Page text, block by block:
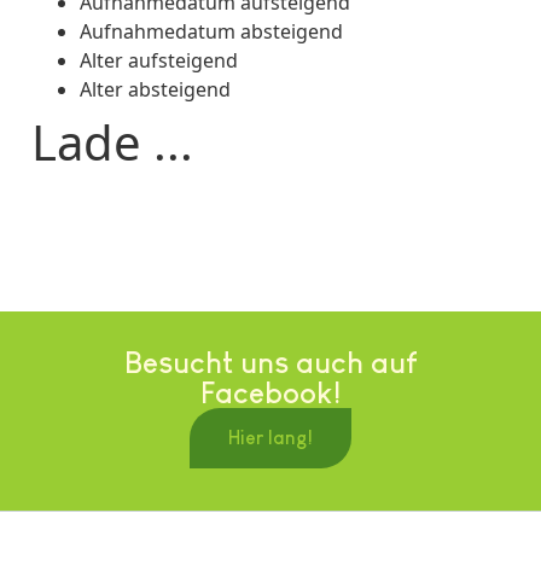
Aufnahmedatum absteigend
Alter aufsteigend
Alter absteigend
Lade ...
Besucht uns auch auf
Facebook!
Hier lang!